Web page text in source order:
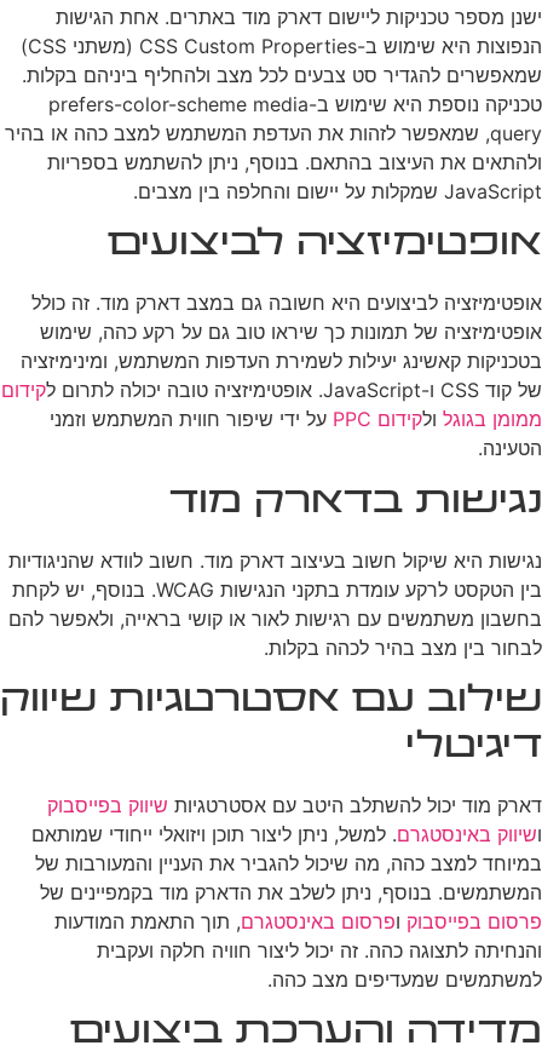
ישנן מספר טכניקות ליישום דארק מוד באתרים. אחת הגישות
הנפוצות היא שימוש ב-CSS Custom Properties (משתני CSS)
שמאפשרים להגדיר סט צבעים לכל מצב ולהחליף ביניהם בקלות.
טכניקה נוספת היא שימוש ב-prefers-color-scheme media
query, שמאפשר לזהות את העדפת המשתמש למצב כהה או בהיר
ולהתאים את העיצוב בהתאם. בנוסף, ניתן להשתמש בספריות
JavaScript שמקלות על יישום והחלפה בין מצבים.
אופטימיזציה לביצועים
אופטימיזציה לביצועים היא חשובה גם במצב דארק מוד. זה כולל
אופטימיזציה של תמונות כך שיראו טוב גם על רקע כהה, שימוש
בטכניקות קאשינג יעילות לשמירת העדפות המשתמש, ומינימיזציה
של קוד CSS ו-JavaScript. אופטימיזציה טובה יכולה לתרום ל
קידום
ממומן בגוגל ולקידום PPC
על ידי שיפור חווית המשתמש וזמני
הטעינה.
נגישות בדארק מוד
נגישות היא שיקול חשוב בעיצוב דארק מוד. חשוב לוודא שהניגודיות
בין הטקסט לרקע עומדת בתקני הנגישות WCAG. בנוסף, יש לקחת
בחשבון משתמשים עם רגישות לאור או קושי בראייה, ולאפשר להם
לבחור בין מצב בהיר לכהה בקלות.
שילוב עם אסטרטגיות שיווק
דיגיטלי
דארק מוד יכול להשתלב היטב עם אסטרטגיות שיווק בפייסבוק
ושיווק באינסטגרם. למשל, ניתן ליצור תוכן ויזואלי ייחודי שמותאם
במיוחד למצב כהה, מה שיכול להגביר את העניין והמעורבות של
המשתמשים. בנוסף, ניתן לשלב את הדארק מוד בקמפיינים של
פרסום בפייסבוק ופרסום באינסטגרם, תוך התאמת המודעות
והנחיתה לתצוגה כהה. זה יכול ליצור חוויה חלקה ועקבית
למשתמשים שמעדיפים מצב כהה.
מדידה והערכת ביצועים